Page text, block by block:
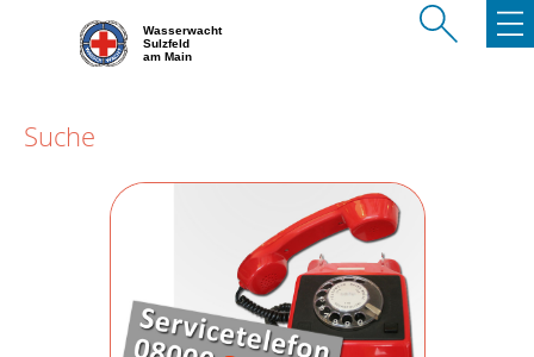
Wasserwacht
Sulzfeld
am Main
Suche